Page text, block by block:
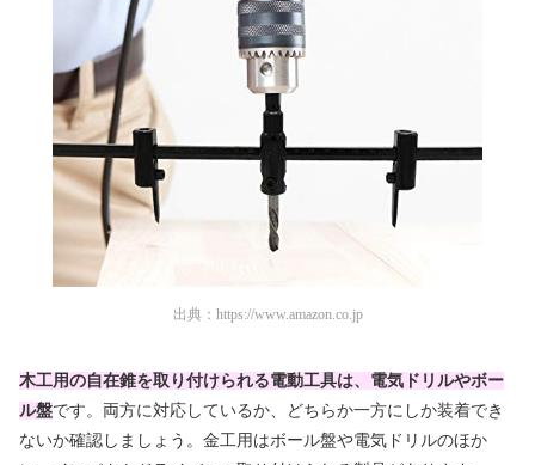
出典： https://www.amazon.co.jp
木工用の自在錐を取り付けられる電動工具は、電気ドリルやボー
ル盤です。両方に対応しているか、どちらか一方にしか装着でき
ないか確認しましょう。金工用はボール盤や電気ドリルのほか